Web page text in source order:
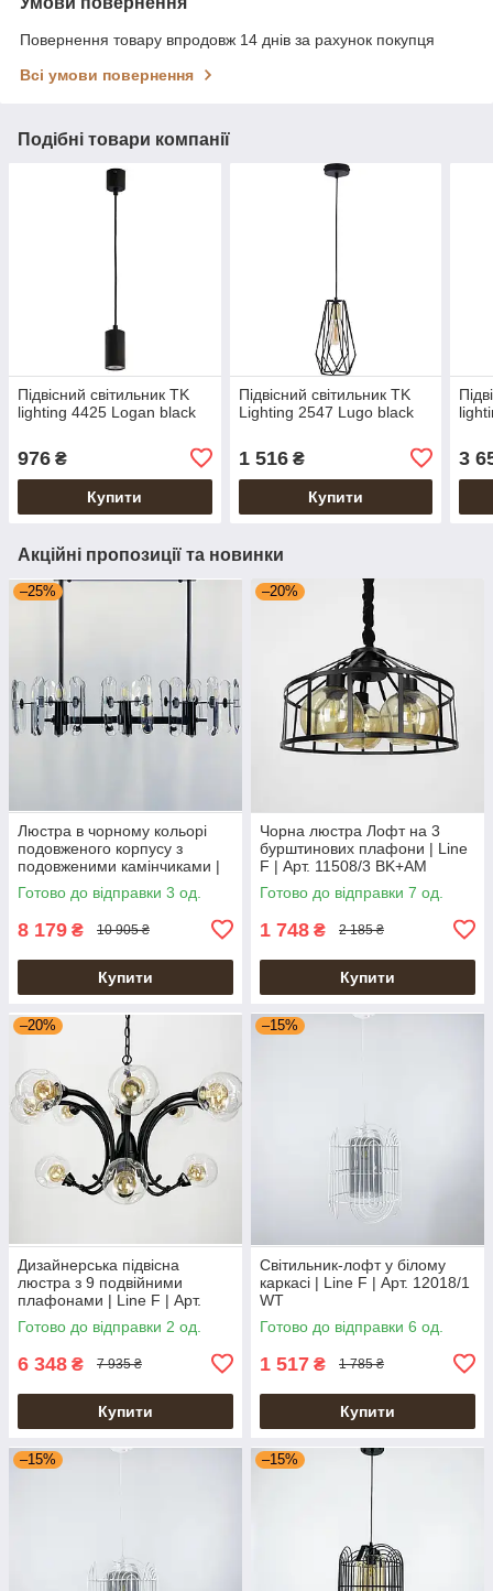
Повернення товару впродовж 14 днів за рахунок покупця
Всі умови повернення
Подібні товари компанії
Підвісний світильник TK
lighting 4425 Logan black
976 ₴
Купити
Підвісний світильник TK
Lighting 2547 Lugo black
1 516₴
Купити
3
Акційні пропозиції та новинки
–25%
Люстра в чорному кольорі
подовженого корпусу з
подовженими камінчиками |
Line F | Арт. MD2008-B L
Готово до відправки 3 од.
8 179 ₴ 10 905 ₴
Купити
–20%
Чорна люстра Лофт на 3
бурштинових плафони | Line
F | Арт. 11508/3 BK+AM
Готово до відправки 7 од.
1 748 ₴ 2 185 ₴
Купити
–20%
Дизайнерська підвісна
люстра з 9 подвійними
плафонами | Line F | Арт.
ZL1427/8+4
Готово до відправки 2 од.
6 348 ₴ 7 935 ₴
Купити
–15%
Світильник-лофт у білому
каркасі | Line F | Арт. 12018/1
WT
Готово до відправки 6 од.
1 517 ₴ 1 785 ₴
Купити
–15% –15%